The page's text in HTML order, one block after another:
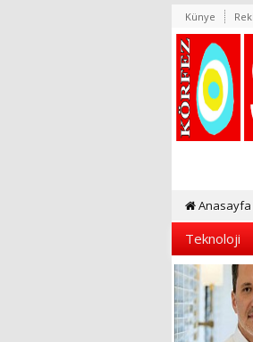
Künye
Anasayfa
Teknoloji